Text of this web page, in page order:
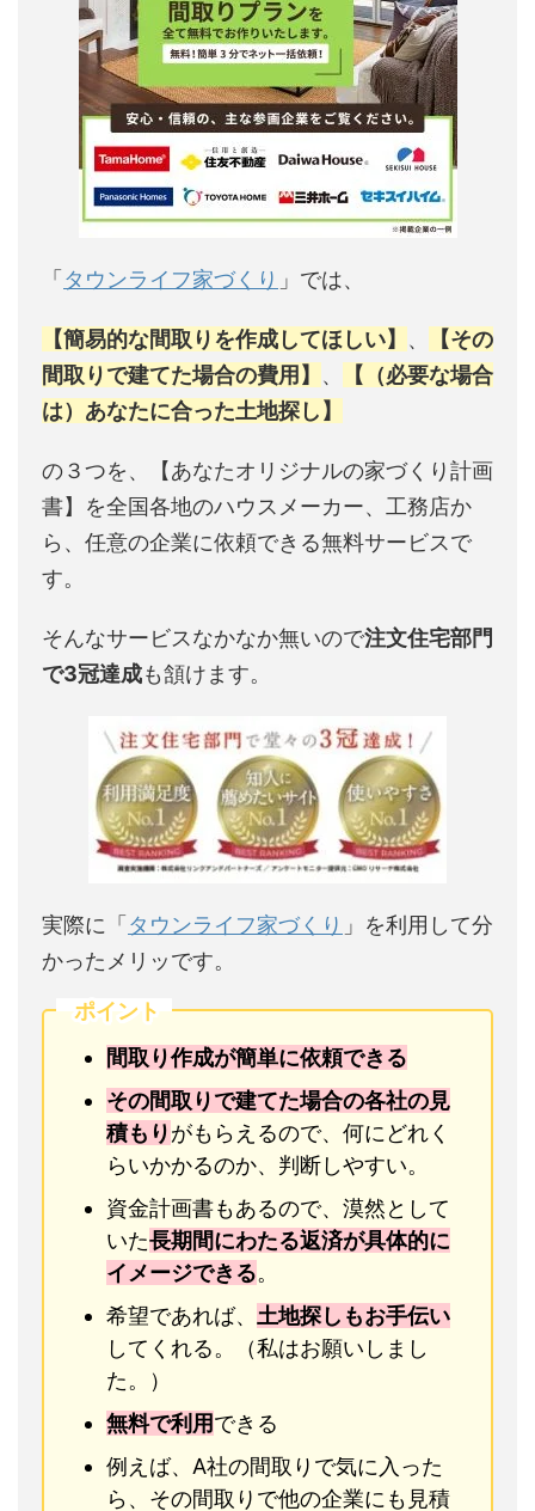
「 タウンライフ家づくり 」では、
【簡易的な間取りを作成してほしい】 、
【その
間取りで建てた場合の費用】 、
【（必要な場合
は）あなたに合った土地探し】
の３つを、【あなたオリジナルの家づくり計画
書】を全国各地のハウスメーカー、工務店か
ら、任意の企業に依頼できる無料サービスで
す。
そんなサービスなかなか無いので注文住宅部門
で3冠達成も頷けます。
実際に「 タウンライフ家づくり 」を利用して分
かったメリッです。
ポイント
間取り作成が簡単に依頼できる
その間取りで建てた場合の各社の見
積もりがもらえるので、何にどれく
らいかかるのか、判断しやすい。
資金計画書もあるので、漠然として
いた長期間にわたる返済が具体的に
イメージできる。
希望であれば、 土地探しもお手伝い
してくれる。（私はお願いしまし
た。）
無料で利用できる
例えば、A社の間取りで気に入った
ら、その間取りで他の企業にも見積